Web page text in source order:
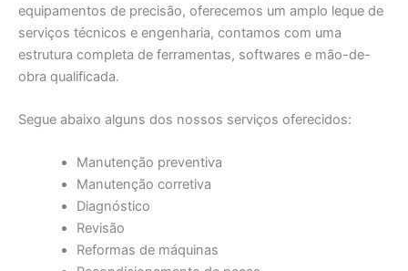
equipamentos de precisão, oferecemos um amplo leque de
serviços técnicos e engenharia, contamos com uma
estrutura completa de ferramentas, softwares e mão-de-
obra qualificada.
Segue abaixo alguns dos nossos serviços oferecidos:
Manutenção preventiva
Manutenção corretiva
Diagnóstico
Revisão
Reformas de máquinas